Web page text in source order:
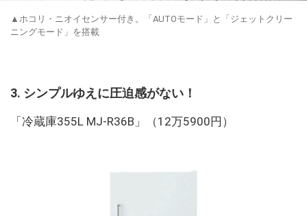
▲ホコリ・ニオイセンサー付き。「AUTOモード」と「ジェットクリー
ニングモード」を搭載
3. シンプルゆえに圧迫感がない！
「冷蔵庫355L MJ-R36B」（12万5900円）